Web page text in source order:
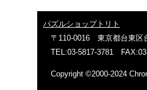
パズルショップトリト
〒110-0016 東京都台東区
TEL:03-5817-3781
Copyright ©2000-2024